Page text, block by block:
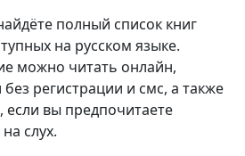
полный список книг
на русском языке.
можно читать онлайн,
регистрации и смс, а также
если вы предпочитаете
слух.